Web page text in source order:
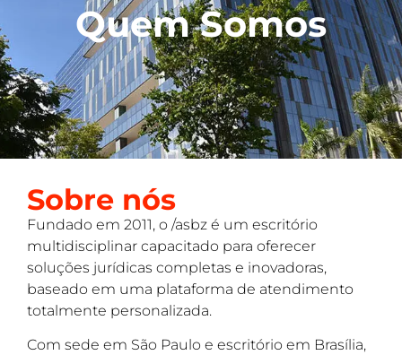
Quem Somos
Sobre nós
Fundado em 2011, o /asbz é um escritório
multidisciplinar capacitado para oferecer
soluções jurídicas completas e inovadoras,
baseado em uma plataforma de atendimento
totalmente personalizada.
Com sede em São Paulo e escritório em Brasília,